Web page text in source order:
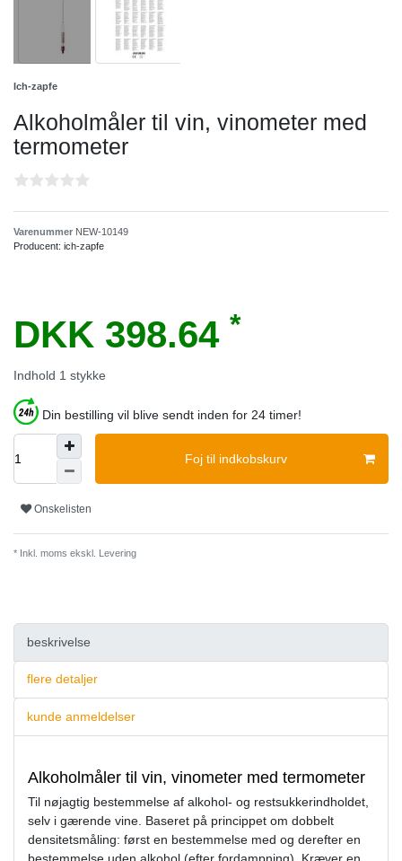
Ich-zapfe
Alkoholmåler til vin, vinometer med
termometer
Varenummer NEW-10149
Producent: ich-zapfe
DKK 398.64 *
Indhold 1 stykke
Din bestilling vil blive sendt inden for 24 timer!
Foj til indkobskurv
Onskelisten
* Inkl. moms ekskl. Levering
beskrivelse
flere detaljer
kunde anmeldelser
Alkoholmåler til vin, vinometer med termometer
Til nøjagtig bestemmelse af alkohol- og restsukkerindholdet,
selv i gærende vine. Baseret på princippet om dobbelt
densitetsmåling: først en bestemmelse med og derefter en